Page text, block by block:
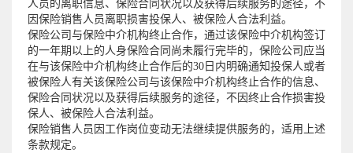
人员的离职信息、保险合同状况以及获得后续服务的途径，不
因保险销售人员离职损害投保人、被保险人合法利益。
保险公司与保险中介机构终止合作，通过该保险中介机构签订
的一年期以上的人身保险合同尚未履行完毕的，保险公司应当
在与该保险中介机构终止合作后的30日内明确通知投保人或者
被保险人有关该保险公司与该保险中介机构终止合作的信息、
保险合同状况以及获得后续服务的途径，不因终止合作损害投
保人、被保险人合法利益。
保险销售人员因工作岗位变动无法继续提供服务的，适用上述
条款规定。